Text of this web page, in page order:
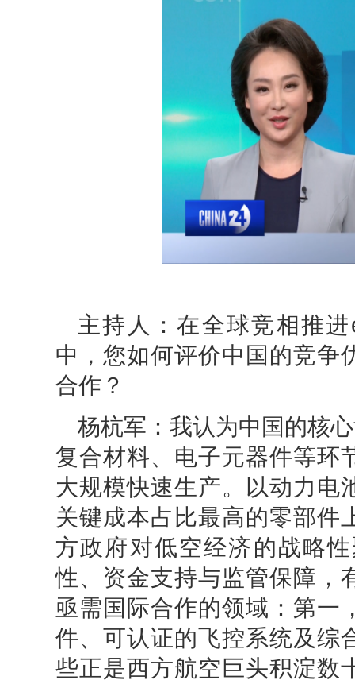
主持人 ：在全球竞相推
中，您如何评价中国的竞争
合作？
杨杭军 ： 我认为中国的核
复合材料、电子元器件等环
大规模快速生产。以动力电
关键成本占比最高的零部件
方政府对低空经济的战略
性、资金支持与监管保障，
亟需国际合作的领域：第一
件、可认证的飞控系统及综
些正是西方航空巨头积淀数